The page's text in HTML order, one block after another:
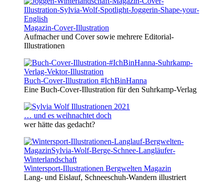
Magazin-Cover-Illustration
Aufmacher und Cover sowie mehrere Editorial-
Illustrationen
Buch-Cover-Illustration #IchBinHanna
Eine Buch-Cover-Illustration für den Suhrkamp-Verlag
… und es weihnachtet doch
wer hätte das gedacht?
Wintersport-Illustrationen Bergwelten Magazin
Lang- und Eislauf, Schneeschuh-Wandern illustriert